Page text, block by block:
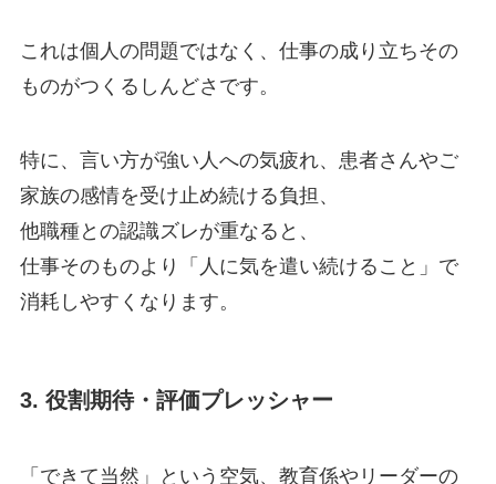
これは個人の問題ではなく、仕事の成り立ちその
ものがつくるしんどさです。
特に、言い方が強い人への気疲れ、患者さんやご
家族の感情を受け止め続ける負担、
他職種との認識ズレが重なると、
仕事そのものより「人に気を遣い続けること」で
消耗しやすくなります。
3. 役割期待・評価プレッシャー
「できて当然」という空気、教育係やリーダーの